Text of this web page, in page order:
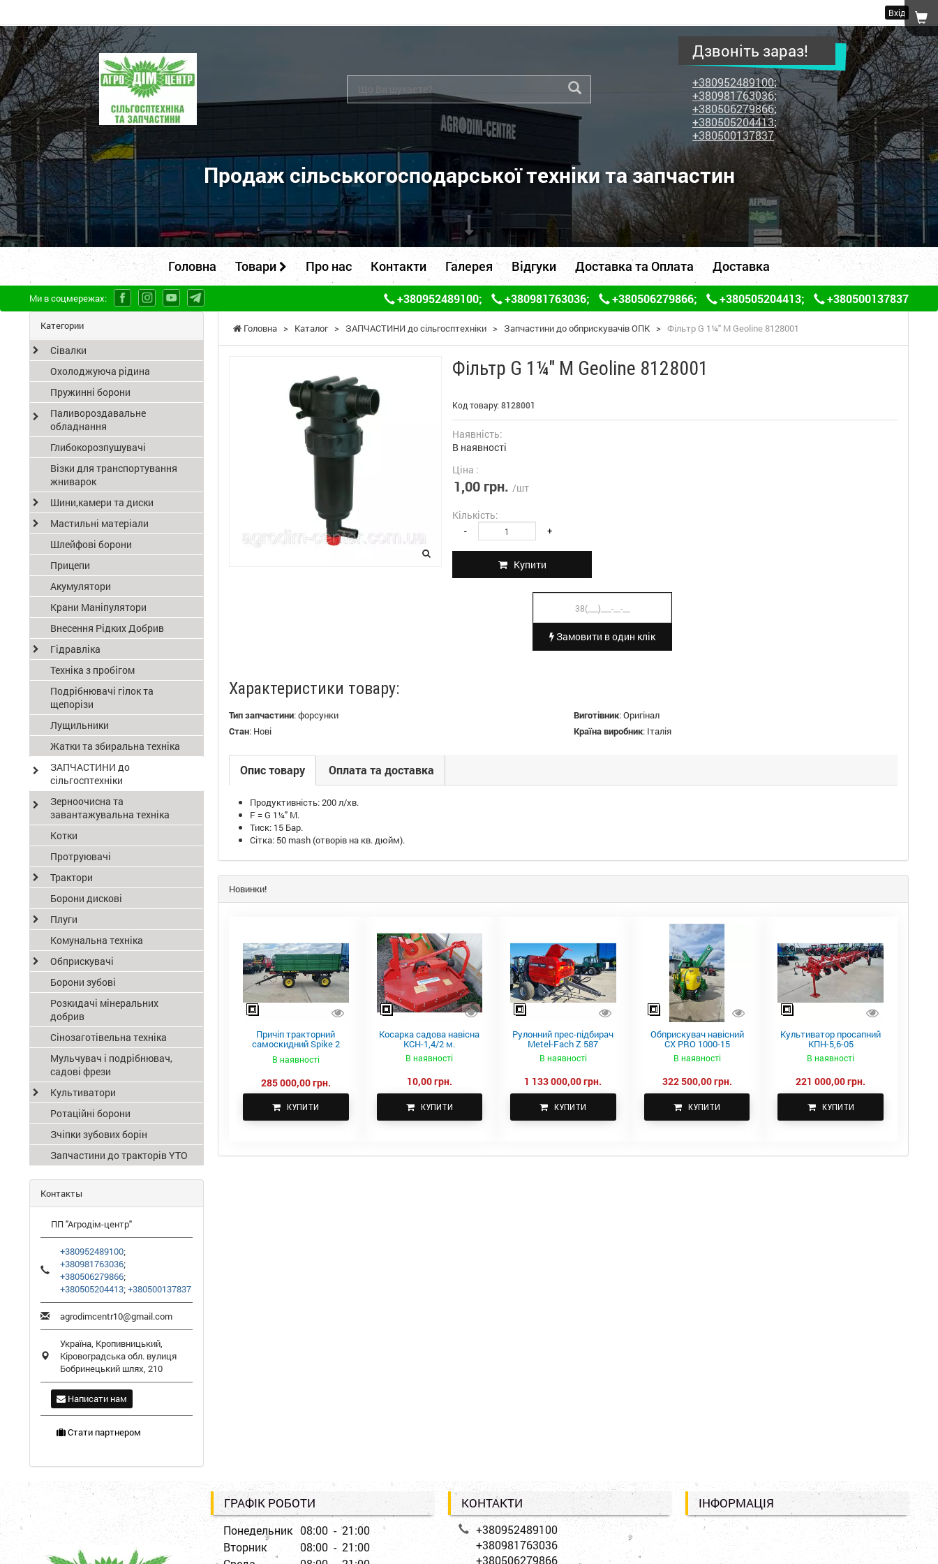
Вхід
ПП
"Агродім-
центр"
-
продаж
сільськогосподарської
техніки
та
запчастин
Дзвоніть зараз!
+380952489100;
+380981763036;
+380506279866;
+380505204413;
+380500137837
Продаж сільськогосподарської техніки та запчастин
Головна Товари Про нас Контакти Галерея Відгуки Доставка та Оплата Доставка
Ми в соцмережах: +380952489100; +380981763036; +380506279866; +380505204413; +380500137837
Головна > Каталог > ЗАПЧАСТИНИ до сільгосптехніки > Запчастини до обприскувачів ОПК > Фільтр G 1¼" M Geoline 8128001
Фільтр G 1¼" M Geoline 8128001
Код товару: 8128001
Наявність:
В наявності
Ціна :
1,00 грн. /шт
Кількість:
- +
Купити
Замовити в один клік
Характеристики товару:
Тип запчастини:форсунки Виготівник:Оригінал
Стан: Нові Країна виробник: Італія
Опис товару Оплата та доставка
Продуктивність: 200 л/хв.
F = G 1¼" М.
Тиск: 15 Бар.
Сітка: 50 mash (отворів на кв. дюйм).
Новинки!
Причіп тракторний
самоскидний Spike 2
В наявності
285 000,00 грн.
КУПИТИ
Косарка садова навісна
КСН-1,4/2 м.
В наявності
10,00 грн.
КУПИТИ
Рулонний прес-підбирач
Metel-Fach Z 587
В наявності
1 133 000,00 грн.
КУПИТИ
Обприскувач навісний
CX PRO 1000-15
В наявності
322 500,00 грн.
КУПИТИ
Культиватор просапний
КПН-5,6-05
В наявності
221 000,00 грн.
КУПИТИ
Категории
Сівалки
Охолоджуюча рідина
Пружинні борони
Паливороздавальне
обладнання
Глибокорозпушувачі
Візки для транспортування
жниварок
Шини,камери та диски
Мастильні матеріали
Шлейфові борони
Прицепи
Акумулятори
Крани Маніпулятори
Внесення Рідких Добрив
Гідравліка
Техніка з пробігом
Подрібнювачі гілок та
щепорізи
Лущильники
Жатки та збиральна техніка
ЗАПЧАСТИНИ до
сільгосптехніки
Зерноочисна та
завантажувальна техніка
Котки
Протруювачі
Трактори
Борони дискові
Плуги
Комунальна техніка
Обприскувачі
Борони зубові
Розкидачі мінеральних
добрив
Сінозаготівельна техніка
Мульчувач і подрібнювач,
садові фрези
Культиватори
Ротаційні борони
Зчіпки зубових борін
Запчастини до тракторів YTO
Контакты
ПП "Агродім-центр"
+380952489100;
+380981763036;
+380506279866;
+380505204413;+380500137837
agrodimcentr10@gmail.com
Україна, Кропивницький,
Кіровоградська обл. вулиця
Бобринецький шлях, 210
Написати нам
Стати партнером
ГРАФІК РОБОТИ
Понедельник 08:00 - 21:00
Вторник
08:00 - 21:00
КОНТАКТИ
+380952489100
+380981763036
+380506279866
ІНФОРМАЦІЯ